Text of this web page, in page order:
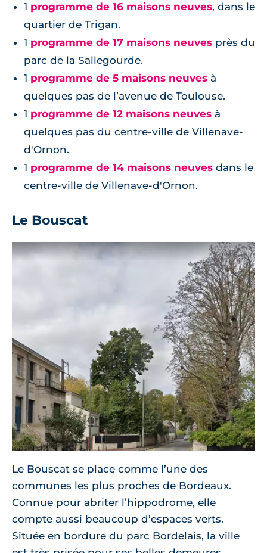
1 programme de 16 maisons neuves, dans le
quartier de Trigan.
1 programme de 17 maisons neuves près du
parc de la Sallegourde.
1 programme de 5 maisons neuves à
quelques pas de l’avenue de Toulouse.
1 programme de 12 maisons neuves à
quelques pas du centre-ville de Villenave-
d'Ornon.
1 programme de 14 maisons neuves dans le
centre-ville de Villenave-d'Ornon.
Le Bouscat
Le Bouscat se place comme l’une des
communes les plus proches de Bordeaux.
Connue pour abriter l’hippodrome, elle
compte aussi beaucoup d’espaces verts.
Située en bordure du parc Bordelais, la ville